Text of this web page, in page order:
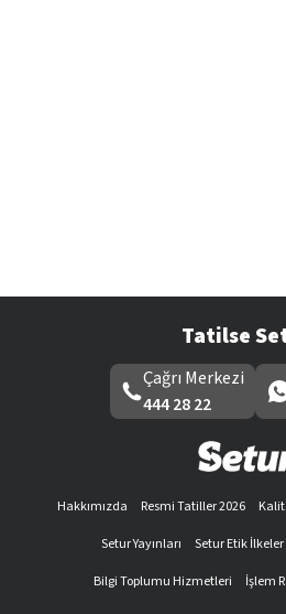
Tatilse
Çağrı Merkezi
444 28 22
Hakkımızda Resmi Tatiller 2026
Setur Yayınları
Setur Etik İlkeler
Bilgi Toplumu Hizmetleri
İşlem